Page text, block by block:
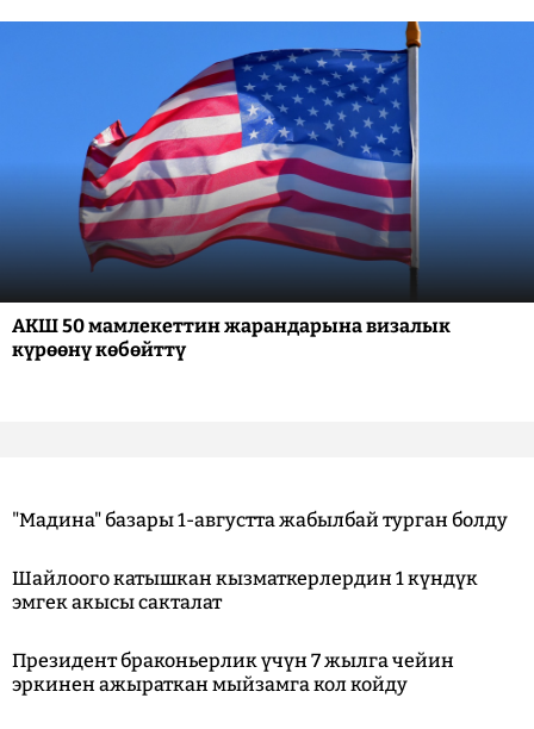
АКШ 50 мамлекеттин жарандарына визалык
күрөөнү көбөйттү
"Мадина" базары 1-августта жабылбай турган болду
Шайлоого катышкан кызматкерлердин 1 күндүк
эмгек акысы сакталат
Президент браконьерлик үчүн 7 жылга чейин
эркинен ажыраткан мыйзамга кол койду